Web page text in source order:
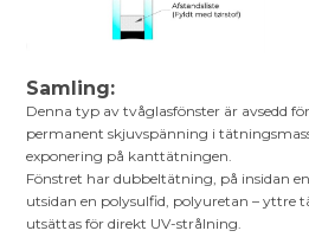
Samling:
Denna typ av tvåglasfönster är avsedd
permanent skjuvspänning i
exponering på kanttätningen.
Fönstret har dubbeltätning, på insidan
utsidan en polysulfid, polyuretan – yttre
utsättas för direkt UV-strålning.